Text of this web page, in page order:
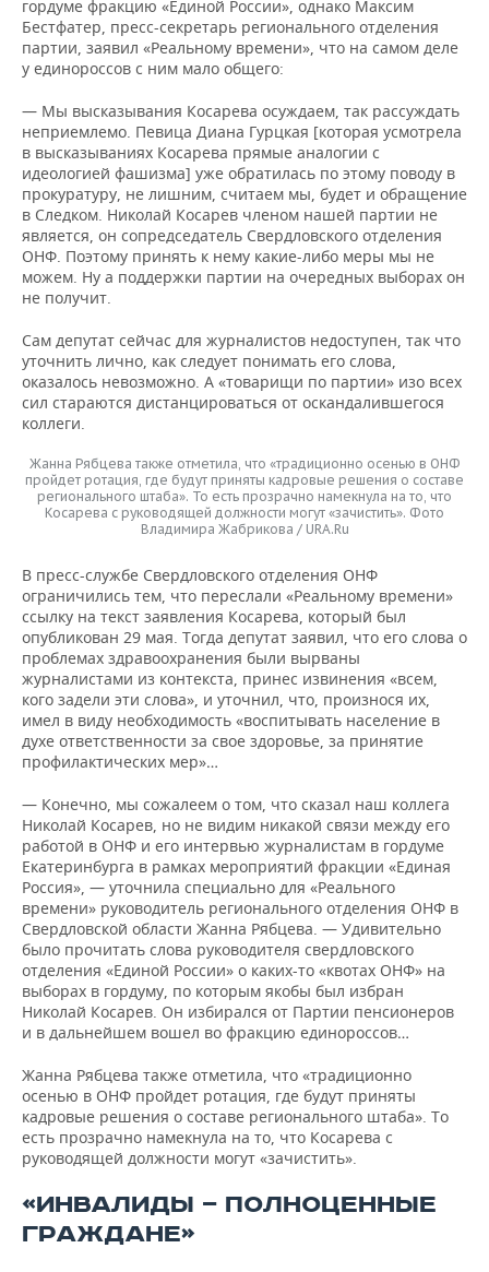
гордуме фракцию «Единой России», однако Максим
Бестфатер, пресс-секретарь регионального отделения
партии, заявил «Реальному времени», что на самом деле
у единороссов с ним мало общего:
— Мы высказывания Косарева осуждаем, так рассуждать
неприемлемо. Певица Диана Гурцкая [которая усмотрела
в высказываниях Косарева прямые аналогии с
идеологией фашизма] уже обратилась по этому поводу в
прокуратуру, не лишним, считаем мы, будет и обращение
в Следком. Николай Косарев членом нашей партии не
является, он сопредседатель Свердловского отделения
ОНФ. Поэтому принять к нему какие-либо меры мы не
можем. Ну а поддержки партии на очередных выборах он
не получит.
Сам депутат сейчас для журналистов недоступен, так что
уточнить лично, как следует понимать его слова,
оказалось невозможно. А «товарищи по партии» изо всех
сил стараются дистанцироваться от оскандалившегося
коллеги.
Жанна Рябцева также отметила, что «традиционно осенью в ОНФ
пройдет ротация, где будут приняты кадровые решения о составе
регионального штаба». То есть прозрачно намекнула на то, что
Косарева с руководящей должности могут «зачистить». Фото
Владимира Жабрикова / URA.Ru
В пресс-службе Свердловского отделения ОНФ
ограничились тем, что переслали «Реальному времени»
ссылку на текст заявления Косарева, который был
опубликован 29 мая. Тогда депутат заявил, что его слова о
проблемах здравоохранения были вырваны
журналистами из контекста, принес извинения «всем,
кого задели эти слова», и уточнил, что, произнося их,
имел в виду необходимость «воспитывать население в
духе ответственности за свое здоровье, за принятие
профилактических мер»…
— Конечно, мы сожалеем о том, что сказал наш коллега
Николай Косарев, но не видим никакой связи между его
работой в ОНФ и его интервью журналистам в гордуме
Екатеринбурга в рамках мероприятий фракции «Единая
Россия», — уточнила специально для «Реального
времени» руководитель регионального отделения ОНФ в
Свердловской области Жанна Рябцева. — Удивительно
было прочитать слова руководителя свердловского
отделения «Единой России» о каких-то «квотах ОНФ» на
выборах в гордуму, по которым якобы был избран
Николай Косарев. Он избирался от Партии пенсионеров
и в дальнейшем вошел во фракцию единороссов…
Жанна Рябцева также отметила, что «традиционно
осенью в ОНФ пройдет ротация, где будут приняты
кадровые решения о составе регионального штаба». То
есть прозрачно намекнула на то, что Косарева с
руководящей должности могут «зачистить».
«ИНВАЛИДЫ — ПОЛНОЦЕННЫЕ
ГРАЖДАНЕ»